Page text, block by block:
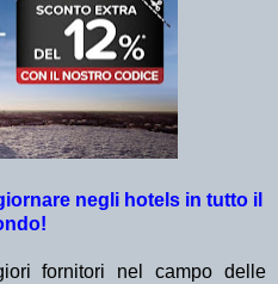
negli hotels in tutto il
fornitori nel campo delle